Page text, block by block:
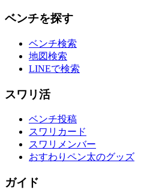
ベンチを探す
ベンチ検索
地図検索
LINEで検索
スワリ活
ベンチ投稿
スワリカード
スワリメンバー
おすわりペン太のグッズ
ガイド